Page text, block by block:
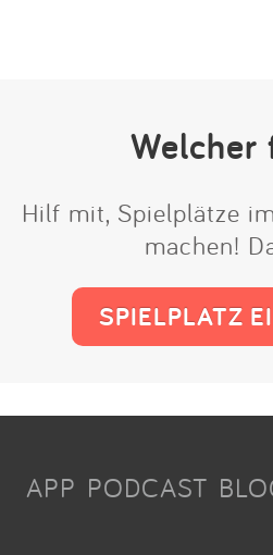
Welcher
Hilf mit, Spielplätze
machen!
SPIELPLATZ
APP PODCAST